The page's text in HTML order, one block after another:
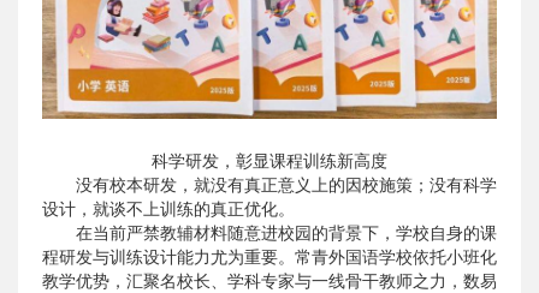
科学研发，彰显课程训练新高度
没有校本研发，就没有真正意义上的因校施策；没有科学
设计，就谈不上训练的真正优化。
在当前严禁教辅材料随意进校园的背景下，学校自身的课
程研发与训练设计能力尤为重要。常青外国语学校依托小班化
教学优势，汇聚名校长、学科专家与一线骨干教师之力，数易